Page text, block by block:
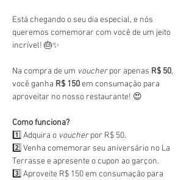
Está chegando o seu dia especial, e nós
queremos comemorar com você de um jeito
incrível! 🎂✨
Na compra de um voucher por apenas R$ 50,
você ganha R$ 150 em consumação para
aproveitar no nosso restaurante! 😍
Como funciona?
1️⃣ Adquira o voucher por R$ 50.
2️⃣ Venha comemorar seu aniversário no La
Terrasse e apresente o cupon ao garçon.
3️⃣ Aproveite R$ 150 em consumação para